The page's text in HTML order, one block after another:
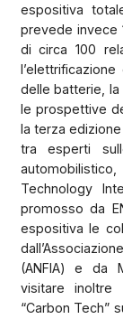
espositiva
prevede invece
di circa 100
delle batterie, la
le prospettive
la terza edizione
tra esperti
Technology
promosso da
espositiva le
(ANFIA) e da
visitare inoltre
“Carbon Tech”